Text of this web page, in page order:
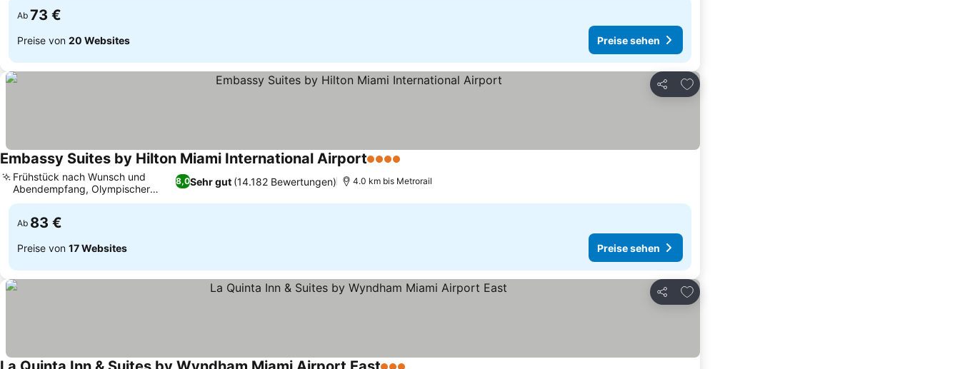
Ab 73 €
Preise von 20 Websites Preise sehen
Teilen
Zu Favoriten hinzufügen
Embassy Suites by Hilton Miami International Airport4 Sterne
8,0Sehr gut (14.182 Bewertungen)
Frühstück nach Wunsch und
Abendempfang, Olympischer
Außenpool
4.0 km bis Metrorail
Ab 83 €
Preise von 17 Websites Preise sehen
Teilen
Zu Favoriten hinzufügen